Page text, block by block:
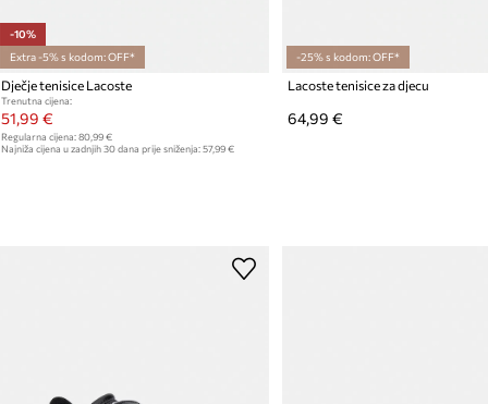
-10%
Extra -5% s kodom: OFF*
Dječje tenisice Lacoste
Trenutna cijena:
51,99 €
Regularna cijena: 80,99 €
Najniža cijena u zadnjih 30 dana prije sniženja: 57,99 €
-25% s kodom: OFF*
Lacoste tenisice za djecu
64,99 €